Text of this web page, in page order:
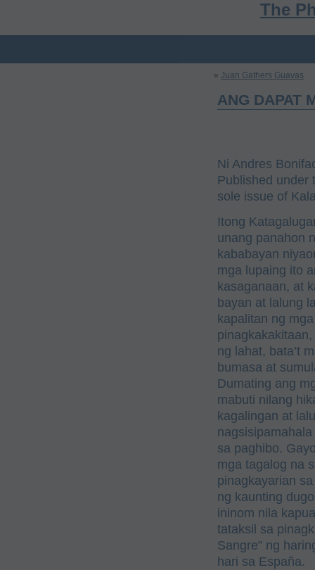
The
« Juan Gathers Guavas
ANG DAPAT
Ni Andres
Published under
sole issue of
Itong
unang panahon
kababayan
mga lupaing ito
kasaganaan, at
bayan at lalung
kapalitan ng
ng lahat, bata’t
bumasa at
Dumating ang
mabuti nilang
kagalingan at
sa paghibo.
mga tagalog na
pinagkayarian
ng kaunting
ininom nila
tataksil sa
Sangre” ng
hari sa España.